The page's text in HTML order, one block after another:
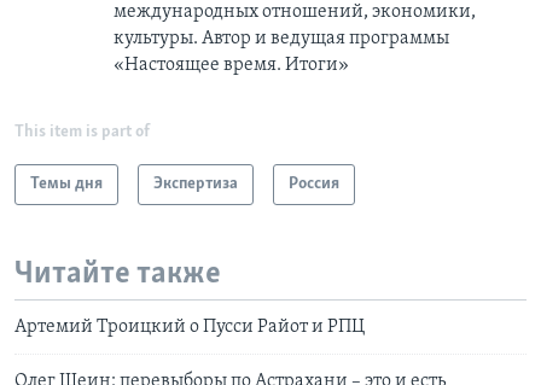
международных отношений, экономики,
культуры. Автор и ведущая программы
«Настоящее время. Итоги»
This item is part of
Темы дня Экспертиза Россия
Читайте также
Артемий Троицкий о Пусси Райот и РПЦ